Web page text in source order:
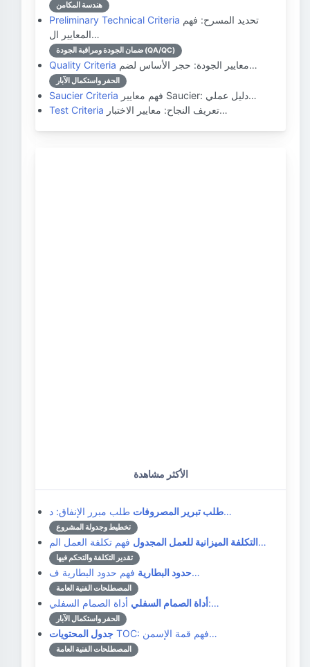
هندسة المكامن
Preliminary Technical Criteria
المعايير ال…
ضمان الجودة ومراقبة الجودة (QA/QC)
Quality Criteria معايير الجودة: حجر الأساس لضم…
الحفر واستكمال الآبار
Saucier Criteria
فهم معايير Saucier: دليل عملي…
Test Criteria
تعريف النجاح: معايير الاختبار…
الأكثر مشاهدة
طلب تبرير المصروفاتطلب مبرر الإنفاق: د…
تخطيط وجدولة المشروع
التكلفة الميزانية للعمل المجدولفهم تكلفة العمل الم…
تقدير التكلفة والتحكم فيها
حدود البطاريةفهم حدود البطارية ف…
المصطلحات الفنية العامة
أداة الصمام السفليأداة الصمام السفلي:…
الحفر واستكمال الآبار
جدول المحتويات TOC: فهم قمة الإسمن…
المصطلحات الفنية العامة